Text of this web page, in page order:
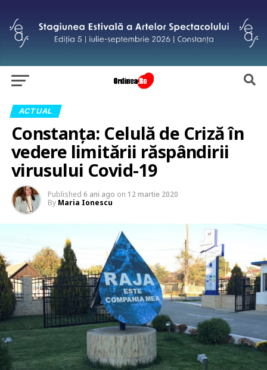
ACTUAL
Constanţa: Celulă de Criză în
vedere limitării răspândirii
virusului Covid-19
Published 6 ani ago on 12 martie 2020
By Maria Ionescu